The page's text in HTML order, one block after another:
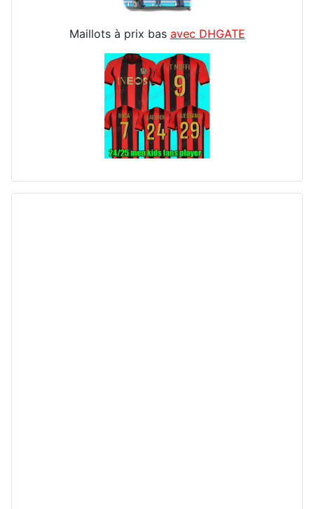
Maillots à prix bas avec DHGATE